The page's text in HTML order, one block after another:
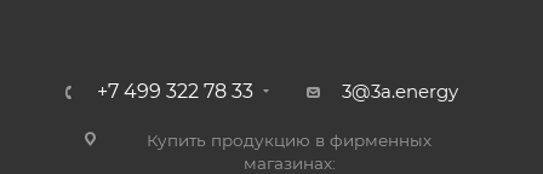
+7 499 322 78 33 3@3a.energy
Купить продукцию в фирменных
магазинах: